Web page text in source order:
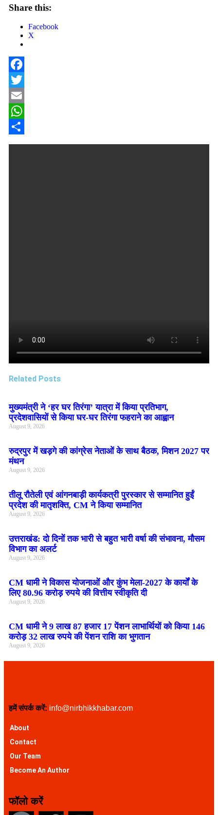
Share this:
Facebook
X
Facebook
Twitter
Email
WhatsApp
Related Posts
मुख्यमंत्री ने ‘हर घर तिरंगा’ यात्रा में किया प्रतिभाग,
प्रदेशवासियों से किया घर-घर तिरंगा फहराने का आह्वान
August 9, 2026
रुद्रपुर में खड़गे की कांग्रेस नेताओं के साथ बैठक, मिशन 2027 पर
मंथन
August 9, 2026
तीलू रौतेली एवं आंगनबाड़ी कार्यकत्री पुरस्कार से सम्मानित हुईं
प्रदेश की मातृशक्ति, CM ने किया सम्मानित
August 9, 2026
उत्तराखंड: दो दिनों तक भारी से बहुत भारी वर्षा की संभावना, मौसम
विभाग का अलर्ट
August 9, 2026
CM धामी ने विकास योजनाओं और कुंभ मेला-2027 के कार्यों के
लिए 80.96 करोड़ रुपये की वित्तीय स्वीकृति दी
August 9, 2026
CM धामी ने 9 लाख 87 हजार 17 पेंशन लाभार्थियों को किया 146
करोड़ 32 लाख रुपये की पेंशन राशि का भुगतान
August 9, 2026
हमें संपर्क करें: info@nirbhikkhabar.com
About
Contact
Our Team
Become An Author
फॉलो करें